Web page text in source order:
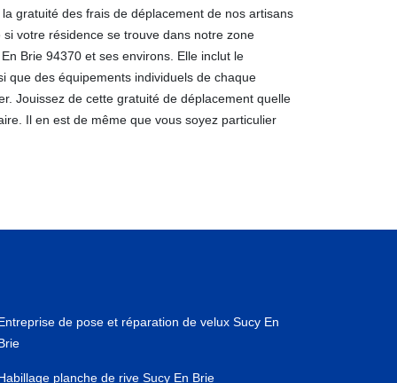
gratuité des frais de déplacement de nos artisans
votre résidence se trouve dans notre zone
Brie 94370 et ses environs. Elle inclut le
que des équipements individuels de chaque
Jouissez de cette gratuité de déplacement quelle
Il en est de même que vous soyez particulier
de pose et réparation de velux Sucy En
planche de rive Sucy En Brie